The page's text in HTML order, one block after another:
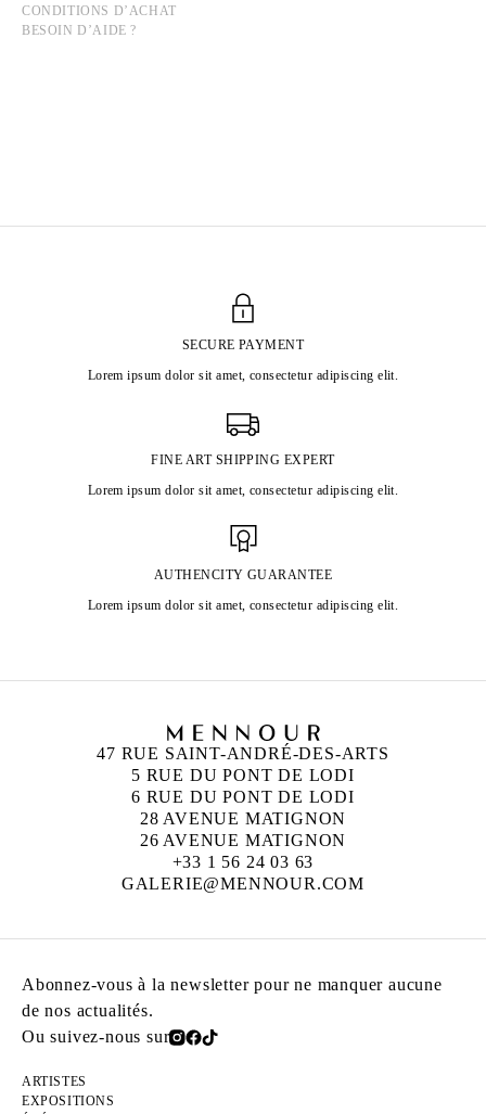
CONDITIONS D’ACHAT
BESOIN D’AIDE ?
SECURE PAYMENT
Lorem ipsum dolor sit amet, consectetur adipiscing elit.
FINE ART SHIPPING EXPERT
Lorem ipsum dolor sit amet, consectetur adipiscing elit.
AUTHENCITY GUARANTEE
Lorem ipsum dolor sit amet, consectetur adipiscing elit.
47 RUE SAINT-ANDRÉ-DES-ARTS
5 RUE DU PONT DE LODI
6 RUE DU PONT DE LODI
28 AVENUE MATIGNON
26 AVENUE MATIGNON
+33 1 56 24 03 63
GALERIE@MENNOUR.COM
Abonnez-vous à la newsletter pour ne manquer aucune
de nos actualités.
Ou suivez-nous sur
ARTISTES
EXPOSITIONS